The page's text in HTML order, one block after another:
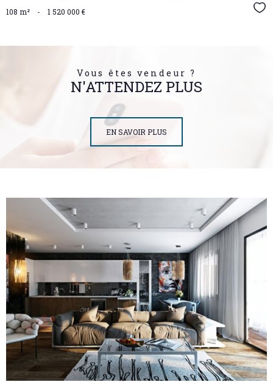
108 m² - 1 520 000 €
Vous êtes vendeur ?
N'ATTENDEZ PLUS
EN SAVOIR PLUS
VOIR LE
BIEN